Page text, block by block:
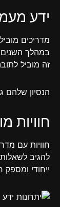
ידע
מדריכים
במהלך
זה מוביל
הנסיון שלהם
חוויות
חוויות עם
להגיב
ייחודי ומספק